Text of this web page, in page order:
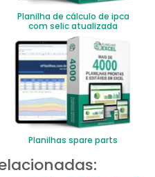
Planilha de cálculo de ipca
com selic atualizada
Planilhas spare parts